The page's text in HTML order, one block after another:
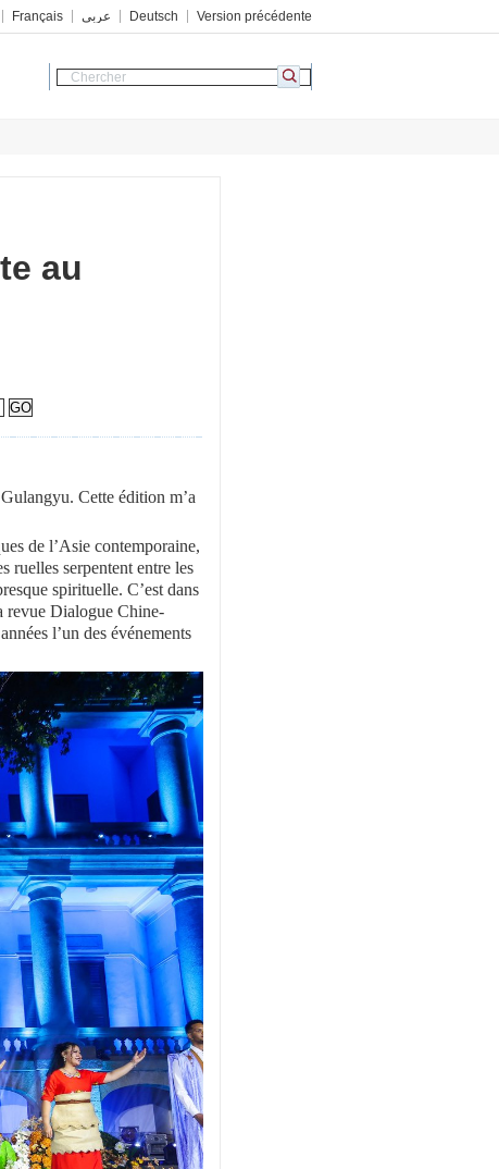
Français عربي Deutsch Version précédente
au
Cette édition m’a
de l’Asie contemporaine,
ruelles serpentent entre les
spirituelle. C’est dans
revue Dialogue Chine-
l’un des événements